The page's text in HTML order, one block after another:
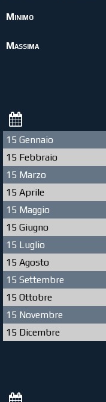
Minimo
Massima
15 Gennaio
15 Febbraio
15 Marzo
15 Aprile
15 Maggio
15 Giugno
15 Luglio
15 Agosto
15 Settembre
15 Ottobre
15 Novembre
15 Dicembre